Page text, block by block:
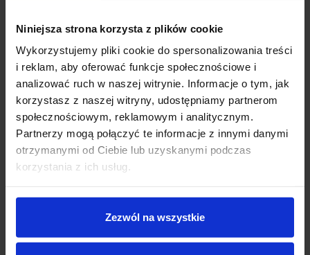
Niniejsza strona korzysta z plików cookie
Wykorzystujemy pliki cookie do spersonalizowania treści
i reklam, aby oferować funkcje społecznościowe i
analizować ruch w naszej witrynie. Informacje o tym, jak
korzystasz z naszej witryny, udostępniamy partnerom
społecznościowym, reklamowym i analitycznym.
Partnerzy mogą połączyć te informacje z innymi danymi
otrzymanymi od Ciebie lub uzyskanymi podczas
korzystania z ich usług.
Zezwól na wszystkie
* Pola oznaczone gwiazdką są obligatoryjne
Informacja dotycząca celów i zasad przetwarzania danych
osobowych wskazanych w powyższym formularzu oraz
przysługujących uprawnieniach w tym zakresie znajduje się w
prywatności Inchcape Motor Polska sp. z o.o.
Zaznacz zgody na komunikację marketingową